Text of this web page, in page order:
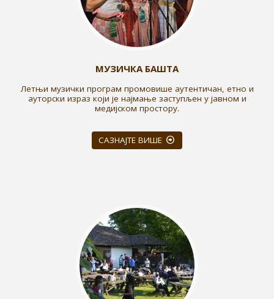
МУЗИЧКА БАШТА
Летњи музички програм промовише аутентичан, етно и
ауторски израз који је најмање заступљен у јавном и
медијском простору.
САЗНАЈТЕ ВИШЕ